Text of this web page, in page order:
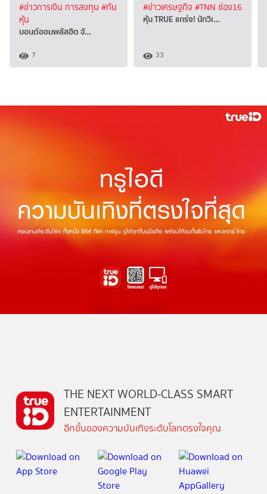
#ข่าวการเงิน การลงทุน #ทัน
หุ้น
บอนด์ออมพลัสฮิต จั…
7
#ข่าวเศรษฐกิจ #TNN ช่อง16
หุ้น TRUE แกร่ง! นักวิเ…
33
THE NEXT WORLD-CLASS SMART
ENTERTAINMENT
อีกขั้นของความบันเทิงระดับโลกตรงใจคุณ